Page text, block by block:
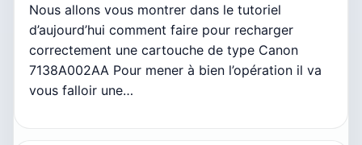
Nous allons vous montrer dans le tutoriel
d’aujourd’hui comment faire pour recharger
correctement une cartouche de type Canon
7138A002AA Pour mener à bien l’opération il va
vous falloir une…